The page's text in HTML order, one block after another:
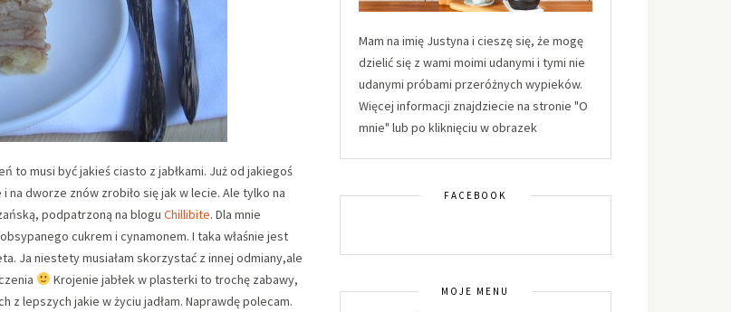
to musi być jakieś ciasto z jabłkami. Już od jakiegoś
na dworze znów zrobiło się jak w lecie. Ale tylko na
podpatrzoną na blogu Chillibite. Dla mnie
cukrem i cynamonem. I taka właśnie jest
Ja niestety musiałam skorzystać z innej odmiany,ale
Krojenie jabłek w plasterki to trochę zabawy,
z lepszych jakie w życiu jadłam. Naprawdę polecam.
Mam na imię Justyna i cieszę się, że mogę
dzielić się z wami moimi udanymi i tymi nie
udanymi próbami przeróżnych wypieków.
Więcej informacji znajdziecie na stronie "O
mnie" lub po kliknięciu w obrazek
FACEBOOK
MOJE MENU